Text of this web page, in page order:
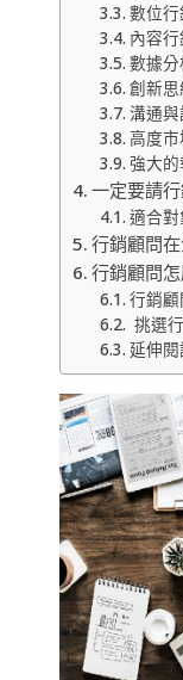
數位
內容
數據
創新
溝通
高度
強大
一定要請
適合對
行銷顧問
行銷顧問
行銷顧
挑選
延伸